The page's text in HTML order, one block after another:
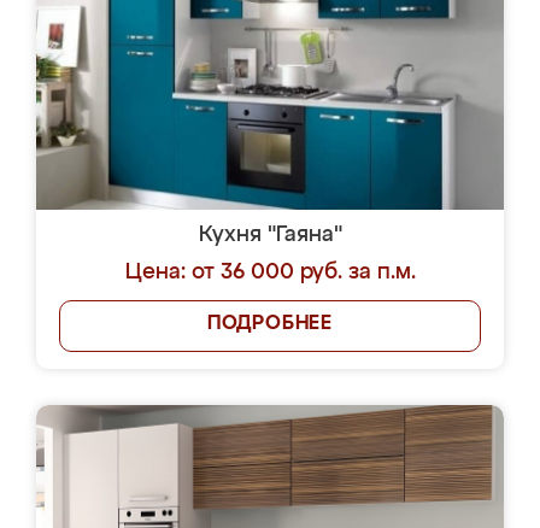
Кухня "Гаяна"
Цена: от 36 000 руб. за п.м.
ПОДРОБНЕЕ